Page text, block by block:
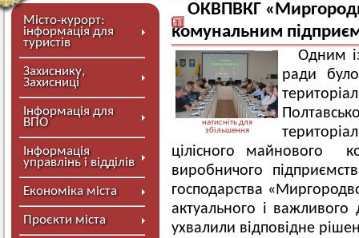
Місто-курорт:
інформація для
туристів
Захиснику,
Захисниці
Інформація для
ВПО
Інформація
управлінь і відділів
Економіка міста
Проєкти міста
ОКВПВКГ
комунальним
натисніть для
збільшення
Одним
ради
цілісного майнового
виробничого
господарства
актуального і
ухвалили відповідне